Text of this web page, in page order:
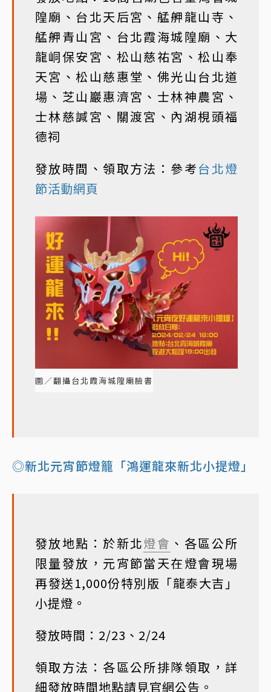
隍廟、台北天后宮、艋舺龍山寺、
艋舺青山宮、台北霞海城隍廟、大
龍峒保安宮、松山慈祐宮、松山奉
天宮、松山慈惠堂、佛光山台北道
場、芝山巖惠濟宮、士林神農宮、
士林慈諴宮、關渡宮、內湖梘頭福
德祠
發放時間、領取方法：參考台北燈
節活動網頁
圖／翻攝台北霞海城隍廟臉書
◎新北元宵節燈籠「鴻運龍來新北小提燈」
發放地點：於新北燈會 、各區公所
限量發放，元宵節當天在燈會現場
再發送1,000份特別版「龍泰大吉」
小提燈。
發放時間：2/23、2/24
領取方法：各區公所排隊領取，詳
細發放時間地點請見官網公告。